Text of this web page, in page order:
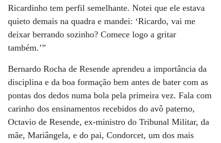
Ricardinho tem perfil semelhante. Notei que ele estava
quieto demais na quadra e mandei: ‘Ricardo, vai me
deixar berrando sozinho? Comece logo a gritar
também.’”
Bernardo Rocha de Resende aprendeu a importância da
disciplina e da boa formação bem antes de bater com as
pontas dos dedos numa bola pela primeira vez. Fala com
carinho dos ensinamentos recebidos do avô paterno,
Octavio de Resende, ex-ministro do Tribunal Militar, da
mãe, Mariângela, e do pai, Condorcet, um dos mais